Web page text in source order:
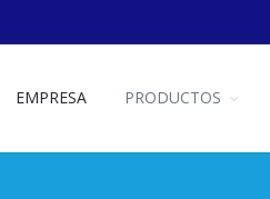
EMPRESA PRODUCTOS